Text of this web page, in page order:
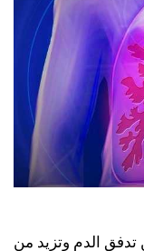
تدفق الدم وتزيد من